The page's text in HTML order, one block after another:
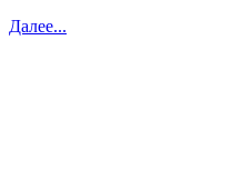
Далее...